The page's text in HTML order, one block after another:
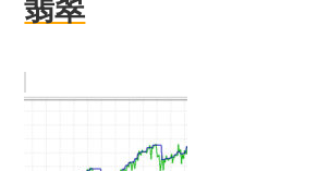
翡翠